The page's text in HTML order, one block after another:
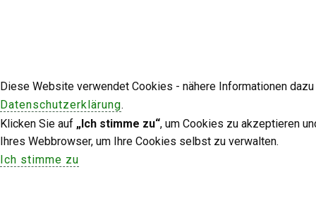
Diese Website verwendet Cookies - nähere Informationen
Datenschutzerklärung.
Klicken Sie auf „Ich stimme zu“, um Cookies zu akzeptieren
Ihres Webbrowser, um Ihre Cookies selbst zu verwalten.
Ich stimme zu